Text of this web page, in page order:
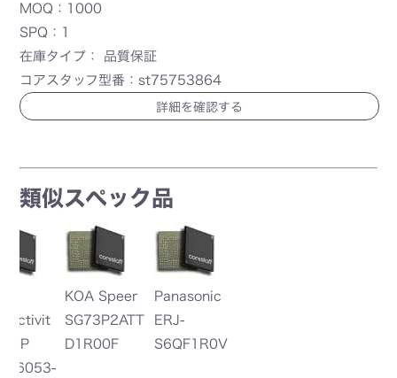
MOQ：1000
SPQ：1
在庫タイプ： 品質保証
コアスタッフ型番：st75753864
詳細を確認する
類似スペック品
KOA Speer
SG73P2ATT
D1R00F
Panasonic
ERJ-
S6QF1R0V